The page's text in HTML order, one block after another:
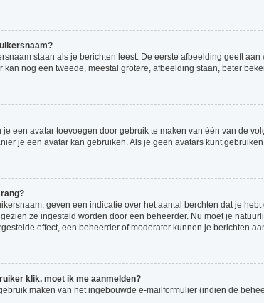
staan als je berichten leest. De eerste afbeelding geeft
kan nog een tweede, meestal grotere, afbeelding staan, beter
je een avatar toevoegen door gebruik te maken van één van de
je een avatar kan gebruiken. Als je geen avatars kunt
geven een indicatie over het aantal berchten dat je
ze ingesteld worden door een beheerder. Nu moet je
effect, een beheerder of moderator kunnen je berichten
klik, moet ik me aanmelden?
maken van het ingebouwde e-mailformulier (indien de